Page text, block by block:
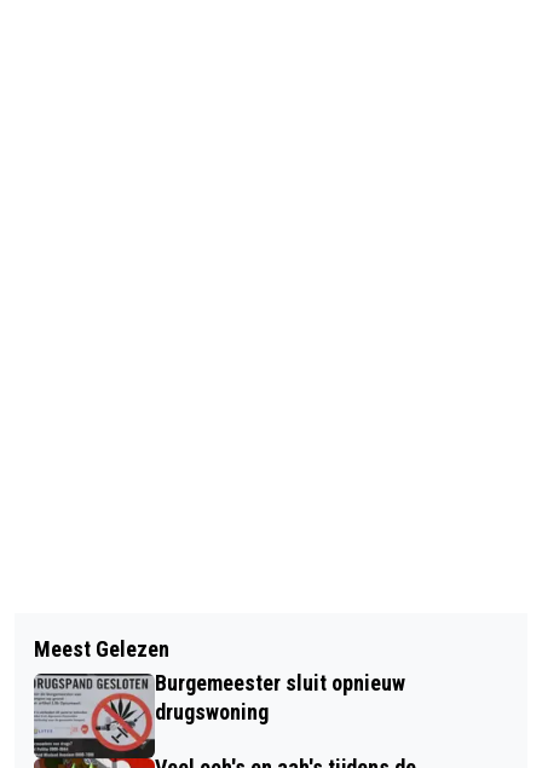
DONGEN DOET MEE AAN NK
TEGELWIPPEN: 'TEGELS ERUIT, GROEN
ERIN!'
UITSLAGEN POSTCODE LOTERIJ APRIL
2026
Meest Gelezen
Burgemeester sluit opnieuw
drugswoning